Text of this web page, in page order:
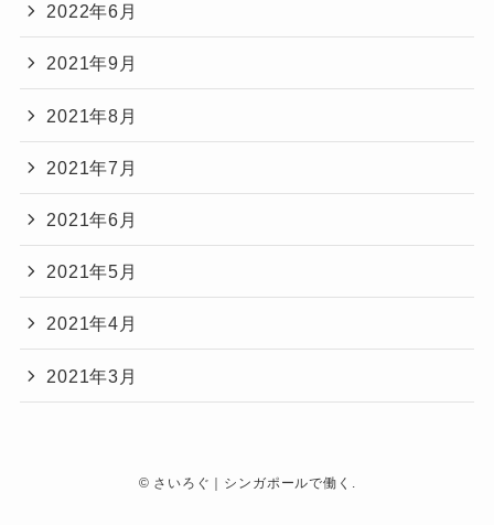
2022年6月
2021年9月
2021年8月
2021年7月
2021年6月
2021年5月
2021年4月
2021年3月
© さいろぐ｜シンガポールで働く.